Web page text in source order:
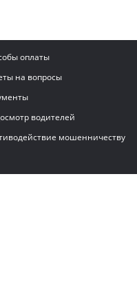
оплаты
на вопросы
водителей
мошенничеству